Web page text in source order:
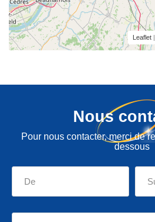
Leaflet
Nous
Pour nous contacter, merci de
dessous